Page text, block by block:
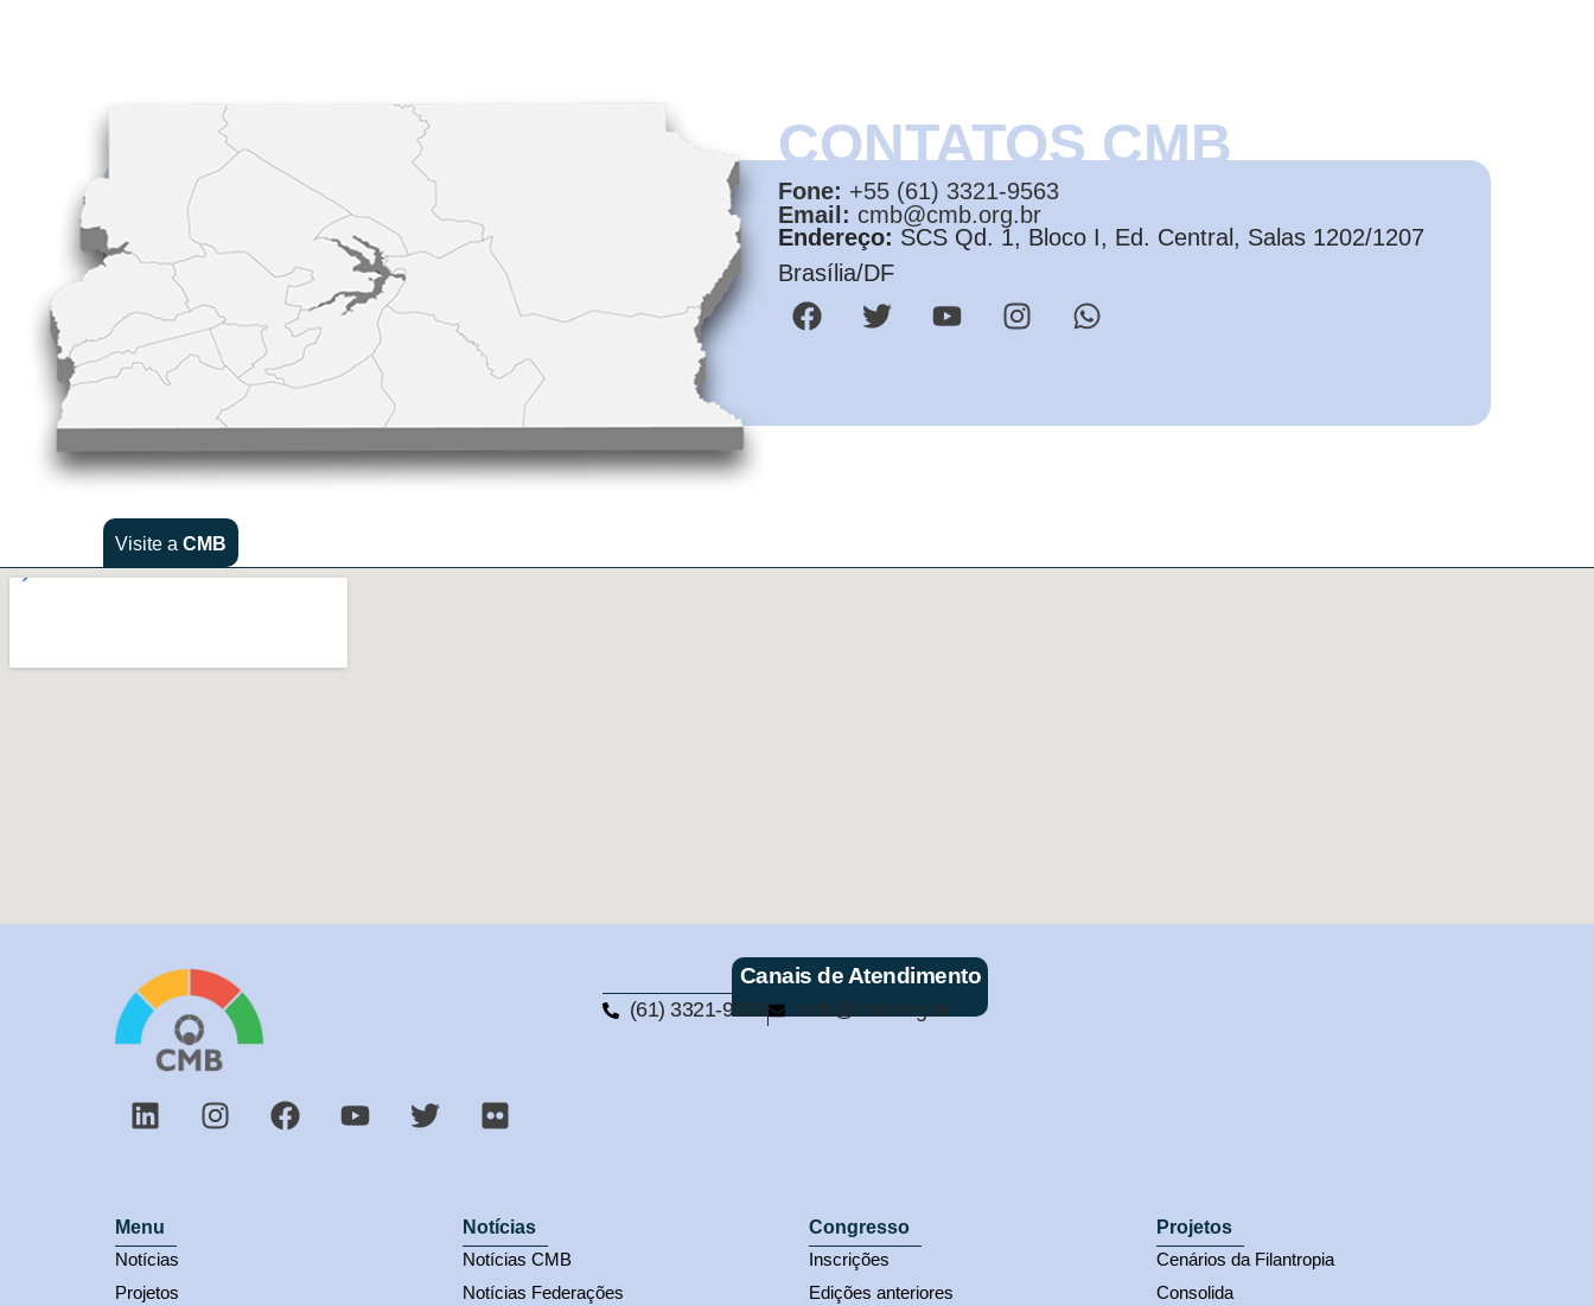
CONTATOS CMB
Fone: +55 (61) 3321-9563
Email: cmb@cmb.org.br
Endereço: SCS Qd. 1, Bloco I, Ed. Central, Salas 1202/1207
Brasília/DF
Visite a CMB
Canais de Atendimento
(61) 3321-9563 cmb@cmb.org.br
Menu
Notícias
Projetos
Notícias
Notícias CMB
Notícias Federações
Congresso
Inscrições
Edições anteriores
Projetos
Cenários da Filantropia
Consolida